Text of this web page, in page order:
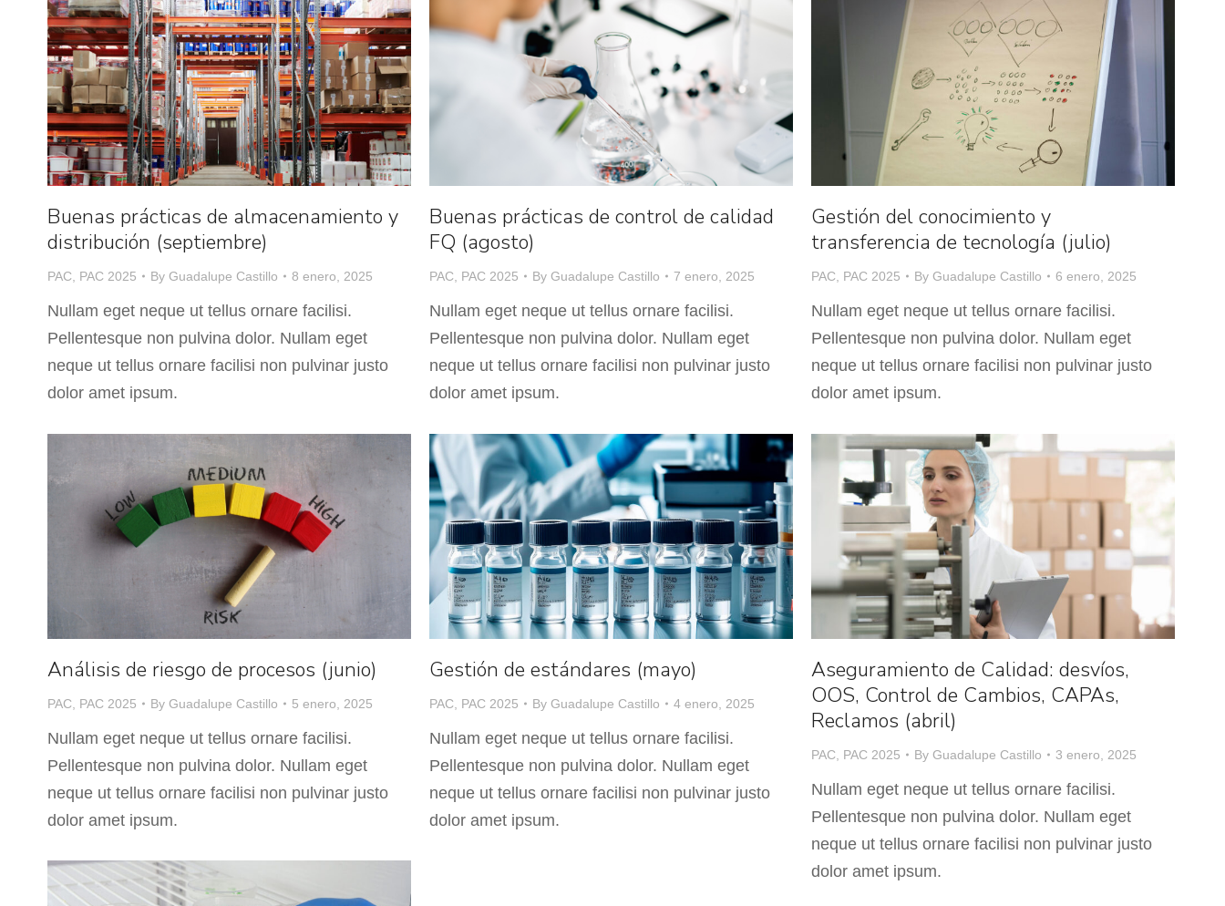
Buenas prácticas de almacenamiento y
distribución (septiembre)
PAC PAC 2025 By Guadalupe Castillo 8 enero, 2025
Nullam eget neque ut tellus ornare facilisi.
Pellentesque non pulvina dolor. Nullam eget
neque ut tellus ornare facilisi non pulvinar justo
dolor amet ipsum.
Buenas prácticas de control de calidad
FQ (agosto)
PAC PAC 2025 By Guadalupe Castillo 7 enero, 2025
Nullam eget neque ut tellus ornare facilisi.
Pellentesque non pulvina dolor. Nullam eget
neque ut tellus ornare facilisi non pulvinar justo
dolor amet ipsum.
Gestión del conocimiento y
transferencia de tecnología (julio)
PAC PAC 2025 By Guadalupe Castillo 6 enero, 2025
Nullam eget neque ut tellus ornare facilisi.
Pellentesque non pulvina dolor. Nullam eget
neque ut tellus ornare facilisi non pulvinar justo
dolor amet ipsum.
Análisis de riesgo de procesos (junio)
PAC PAC 2025 By Guadalupe Castillo 5 enero, 2025
Nullam eget neque ut tellus ornare facilisi.
Pellentesque non pulvina dolor. Nullam eget
neque ut tellus ornare facilisi non pulvinar justo
dolor amet ipsum.
Gestión de estándares (mayo)
PAC PAC 2025 By Guadalupe Castillo 4 enero, 2025
Nullam eget neque ut tellus ornare facilisi.
Pellentesque non pulvina dolor. Nullam eget
neque ut tellus ornare facilisi non pulvinar justo
dolor amet ipsum.
Aseguramiento de Calidad: desvíos,
OOS, Control de Cambios, CAPAs,
Reclamos (abril)
PAC PAC 2025 By Guadalupe Castillo 3 enero, 2025
Nullam eget neque ut tellus ornare facilisi.
Pellentesque non pulvina dolor. Nullam eget
neque ut tellus ornare facilisi non pulvinar justo
dolor amet ipsum.